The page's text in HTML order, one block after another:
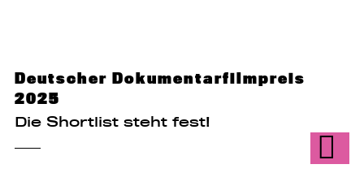
Deutscher Dokumentarfilmpreis
2025
Die Shortlist steht fest!